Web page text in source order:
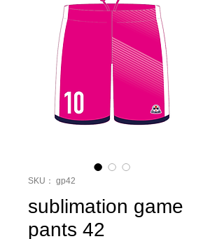
SKU： gp42
sublimation game
pants 42